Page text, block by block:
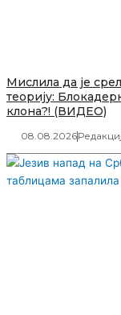
Мислила да је
теорију:
клона?! (ВИДЕО)
08.08.2026